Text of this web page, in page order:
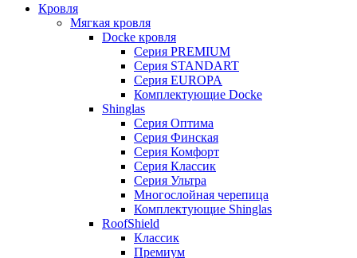
Кровля
Мягкая кровля
Docke кровля
Серия PREMIUM
Серия STANDART
Серия EUROPA
Комплектующие Docke
Shinglas
Серия Оптима
Серия Финская
Серия Комфорт
Серия Классик
Серия Ультра
Многослойная черепица
Комплектующие Shinglas
RoofShield
Классик
Премиум